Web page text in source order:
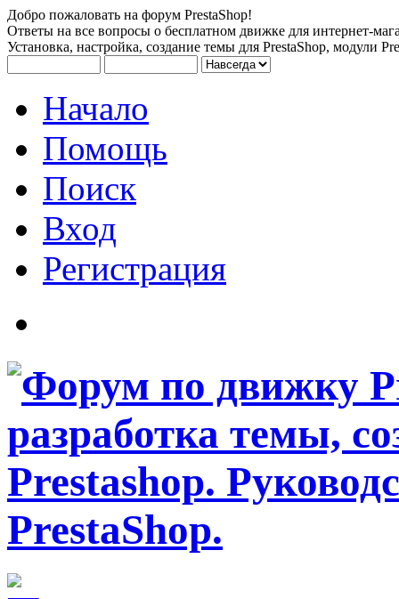
Добро пожаловать на форум PrestaShop!
Ответы на все вопросы о бесплатном движке для интернет-
Установка, настройка, создание темы для PrestaShop, модули
Начало
Помощь
Поиск
Вход
Регистрация